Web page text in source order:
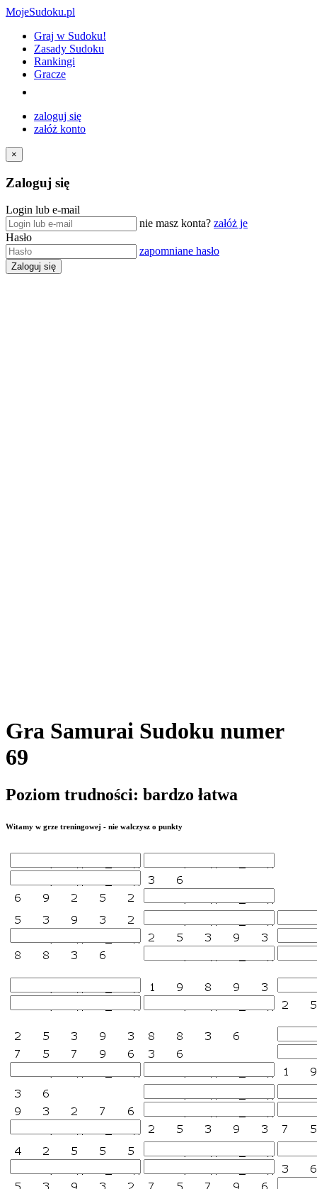
MojeSudoku.pl
Graj w Sudoku!
Zasady Sudoku
Rankingi
Gracze
zaloguj się
załóż konto
×
Zaloguj się
Login lub e-mail
nie masz konta? załóż je
Hasło
zapomniane hasło
Gra Samurai Sudoku numer
69
Poziom trudności: bardzo łatwa
Witamy w grze treningowej - nie walczysz o punkty